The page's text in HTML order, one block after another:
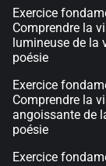
Exercice
Comprendre la
lumineuse de la
poésie
Exercice
Comprendre la
angoissante de
poésie
Exercice